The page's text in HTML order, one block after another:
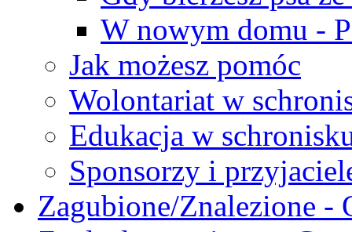
W nowym domu -
Jak możesz pomóc
Wolontariat w
Edukacja w
Sponsorzy i
Zagubione/Znalezione -